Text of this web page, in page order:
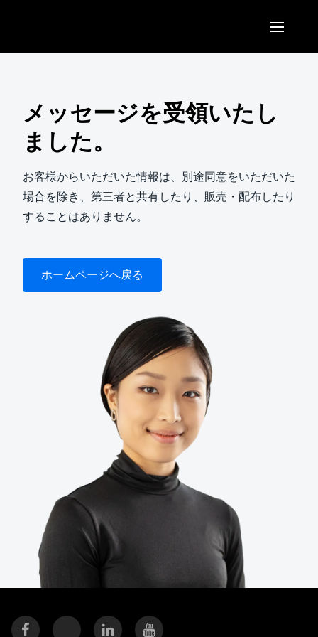
United States (English)
México (Español)
Brasil (Português)
EUROPE
France (Français)
Deutschland (Deutsch)
Nederlands (English)
Sweden (English)
Denmark (English)
Finland (English)
Belgium (English)
España (Español)
Norway (English)
Australia (English)
Singapore (English)
メッセージを受領いたし
ました。
お客様からいただいた情報は、別途同意をいただいた
場合を除き、第三者と共有したり、販売・配布したり
することはありません。
ホームページへ戻る